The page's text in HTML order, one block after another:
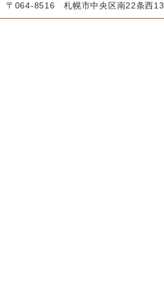
〒064-8516 札幌市中央区南22条西